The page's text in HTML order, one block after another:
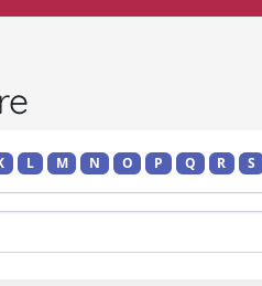
L M N O P Q R S